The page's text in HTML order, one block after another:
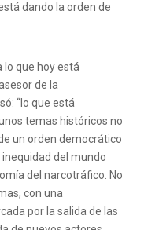
dando la orden de
lo que hoy está
de la
“lo que está
temas históricos no
un orden democrático
del mundo
del narcotráfico. No
con una
por la salida de las